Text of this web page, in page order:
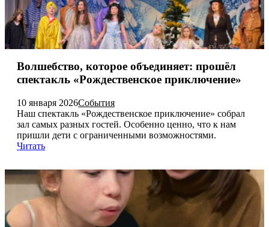
Волшебство, которое объединяет: прошёл
спектакль «Рождественское приключение»
10 января 2026События
Наш спектакль «Рождественское приключение» собрал
зал самых разных гостей. Особенно ценно, что к нам
пришли дети с ограниченными возможностями.
Читать